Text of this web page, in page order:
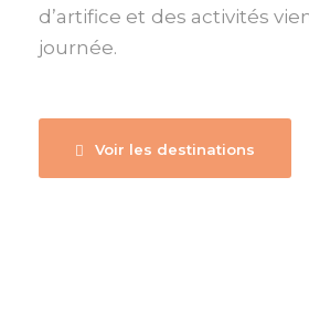
d’artifice et des activités
journée.
Voir les destinations